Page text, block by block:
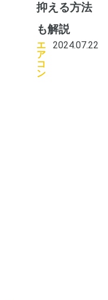
抑える方法
も解説
エ
ア
コ
ン
2024.07.22